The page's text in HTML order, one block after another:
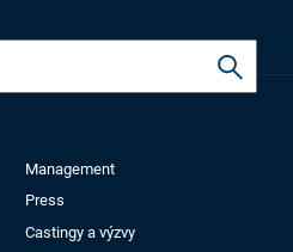
Management
Press
Castingy a výzvy